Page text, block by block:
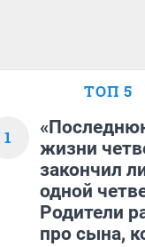
ТОП 5
1
жизни
закончил
одной
Родители
про сына,